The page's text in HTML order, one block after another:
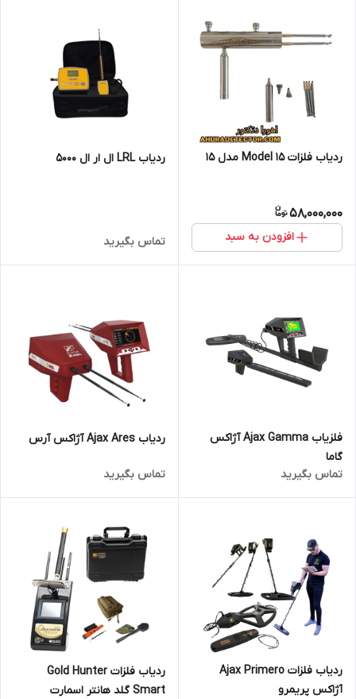
ردیاب فلزات Model 15 مدل 15
58,000,000
افزودن به سبد
ردیاب LRL ال ار ال ۵۰۰۰
تماس بگیرید
فلزیاب Ajax Gamma آژاکس
گاما
تماس بگیرید
ردیاب Ajax Ares آژاکس آرس
تماس بگیرید
ردیاب فلزات Ajax Primero
آژاکس پریمرو
ردیاب فلزات Gold Hunter
Smart گلد هانتر اسمارت